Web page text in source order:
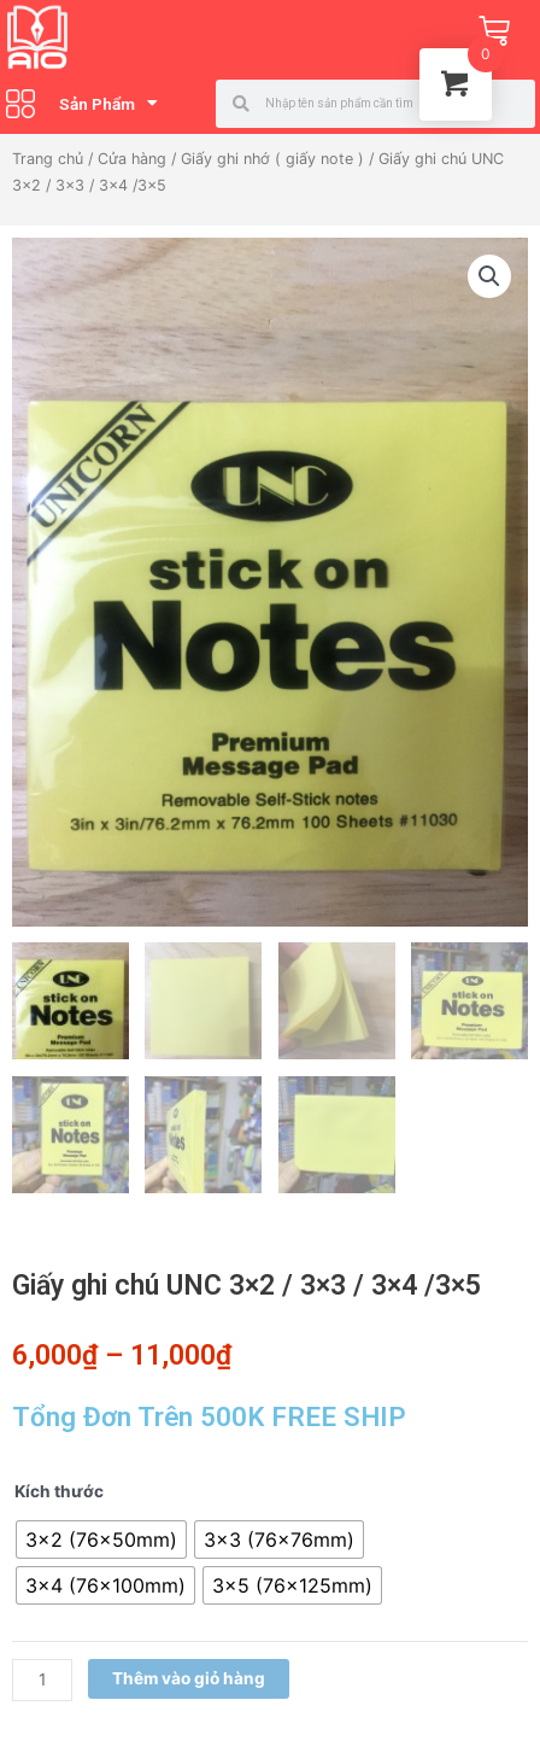
Nhảy
tới
nội
dung
Sản Phẩm
Search
Trang chủ / Cửa hàng / Giấy ghi nhớ ( giấy note ) / Giấy ghi chú UNC
3×2 / 3×3 / 3×4 /3×5
Giấy ghi chú UNC 3×2 / 3×3 / 3×4 /3×5
6,000₫– 11,000₫
Tổng Đơn Trên 500K FREE SHIP
Kích thước
3x2 (76x50mm)
3x3 (76x76mm)
3x4 (76x100mm)
3x5 (76x125mm)
Giấy
chú
UNC
3x2
3x3
3x4
Thêm vào giỏ hàng
0